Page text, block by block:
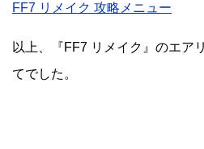
FF7 リメイク 攻略メニュー
以上、『FF7 リメイク』のエア
てでした。